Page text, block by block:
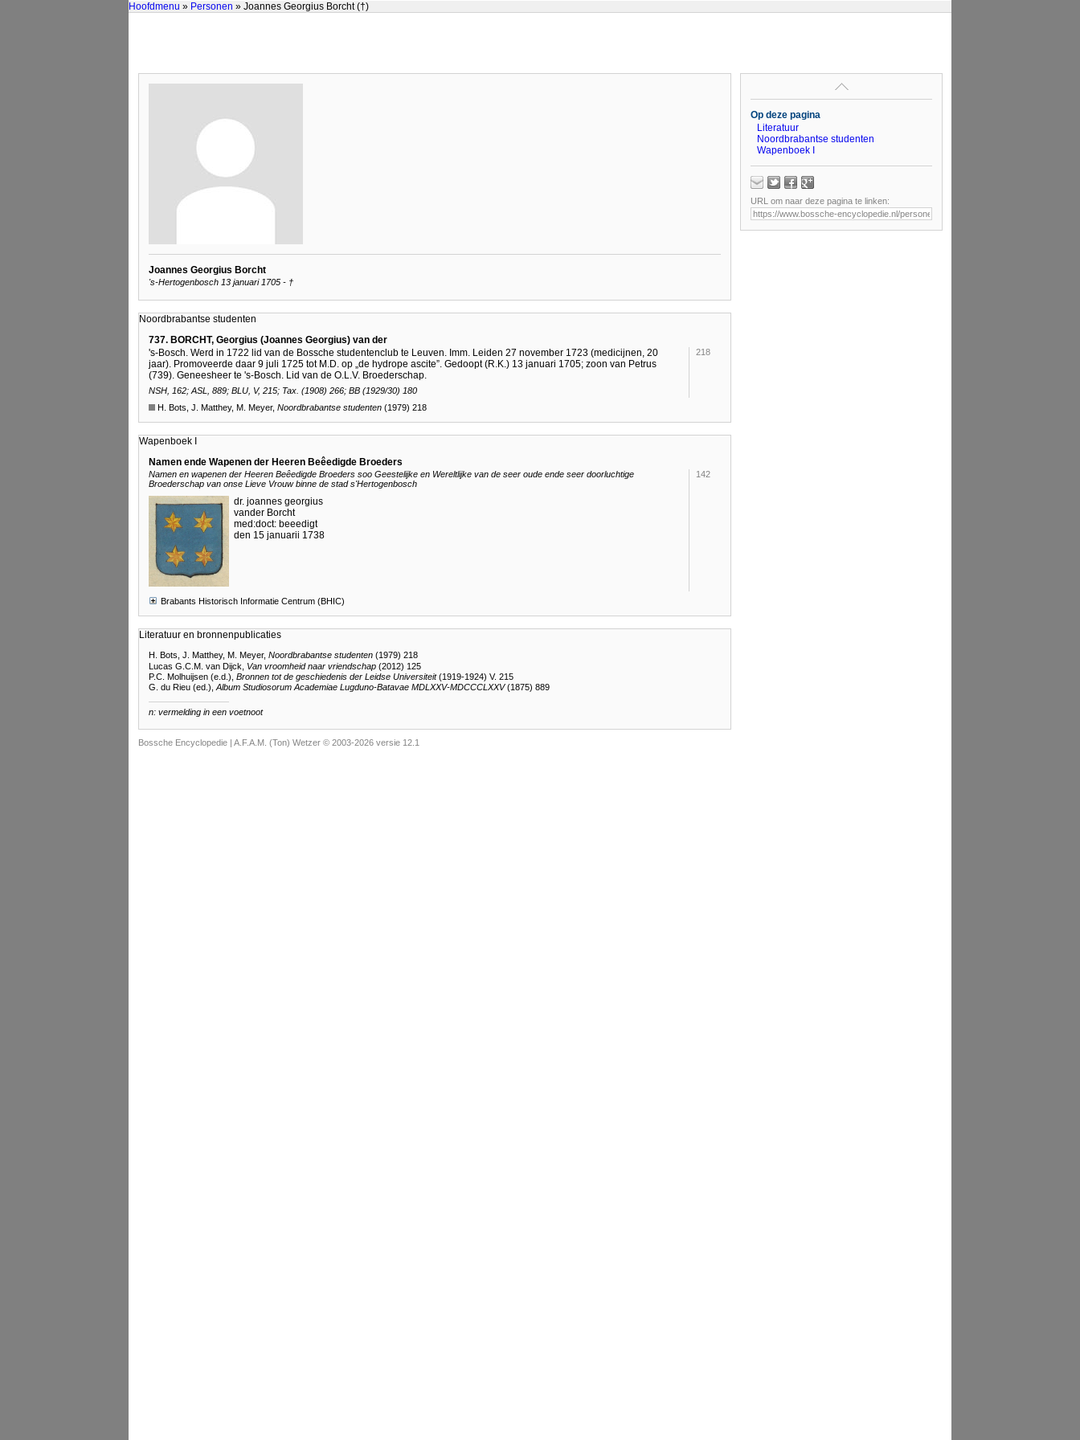
Hoofdmenu » Personen » Joannes Georgius Borcht (†)
Joannes Georgius Borcht
's-Hertogenbosch 13 januari 1705 - †
Noordbrabantse studenten
737. BORCHT, Georgius (Joannes Georgius) van der
's-Bosch. Werd in 1722 lid van de Bossche studentenclub te Leuven. Imm. Leiden 27 november 1723 (medicijnen, 20
jaar). Promoveerde daar 9 juli 1725 tot M.D. op „de hydrope ascite”. Gedoopt (R.K.) 13 januari 1705; zoon van Petrus
(739). Geneesheer te 's-Bosch. Lid van de O.L.V. Broederschap.
NSH, 162; ASL, 889; BLU, V, 215; Tax. (1908) 266; BB (1929/30) 180
218
H. Bots, J. Matthey, M. Meyer, Noordbrabantse studenten (1979) 218
Wapenboek I
Namen ende Wapenen der Heeren Beêedigde Broeders
Namen en wapenen der Heeren Beêedigde Broeders soo Geestelijke en Wereltlijke van de seer oude ende seer doorluchtige
Broederschap van onse Lieve Vrouw binne de stad s'Hertogenbosch
dr. joannes georgius
vander Borcht
med:doct: beeedigt
den 15 januarii 1738
142
Brabants Historisch Informatie Centrum (BHIC)
Literatuur en bronnenpublicaties
H. Bots, J. Matthey, M. Meyer, Noordbrabantse studenten (1979) 218
Lucas G.C.M. van Dijck, Van vroomheid naar vriendschap (2012) 125
P.C. Molhuijsen (e.d.), Bronnen tot de geschiedenis der Leidse Universiteit(1919-1924) V. 215
G. du Rieu (ed.), Album Studiosorum Academiae Lugduno-Batavae MDLXXV-MDCCCLXXV(1875) 889
n: vermelding in een voetnoot
Op deze pagina
Literatuur
Noordbrabantse studenten
Wapenboek I
URL om naar deze pagina te linken:
Bossche Encyclopedie | A.F.A.M. (Ton) Wetzer © 2003-2026 versie 12.1